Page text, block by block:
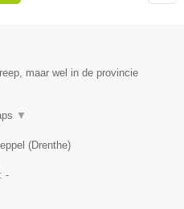
maar wel in de provincie
▼
(Drenthe)
-